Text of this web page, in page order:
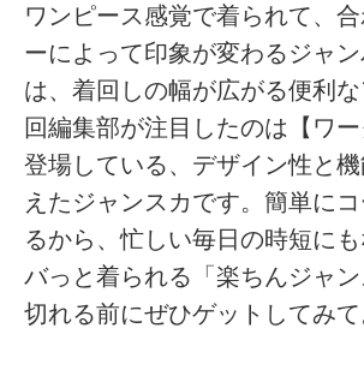
ワンピース感覚で着られて、
ーによって印象が変わるジャ
は、着回しの幅が広がる便利
回編集部が注目したのは【ワ
登場している、デザイン性と
えたジャンスカです。簡単に
るから、忙しい毎日の時短に
バっと着られる「楽ちんジャン
切れる前にぜひゲットしてみて